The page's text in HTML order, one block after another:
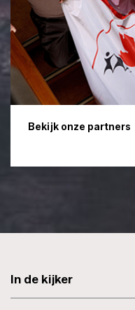
Bekijk onze partners
In de kijker